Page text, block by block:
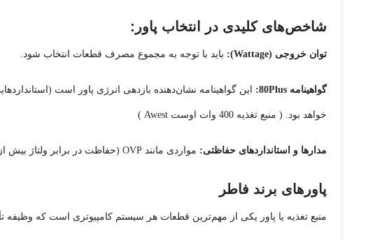
شاخص‌های کلیدی در انتخاب پاور:
توان خروجی (Wattage): باید با توجه به مجموع مصرف قطعات انتخاب شود.
گواهینامه 80Plus:
خواهد بود. ( منبع تغذیه 400 وات اوست Awest )
مدارها و استانداردهای حفاظتی: مواردی مانند OVP (حفاظت در برابر ولتاژ بیش از حد)، OPP (حفاظت در برابر توان بیش از حد) و SCP (حفاظت در برابر اتصال کوتاه) برای ایمنی سیستم ضروری هستند.
پاورهای برند فاطر
منبع تغذیه یا پاور یکی از مهم‌ترین قطعات هر سیستم کامپیوتری است که وظیفه